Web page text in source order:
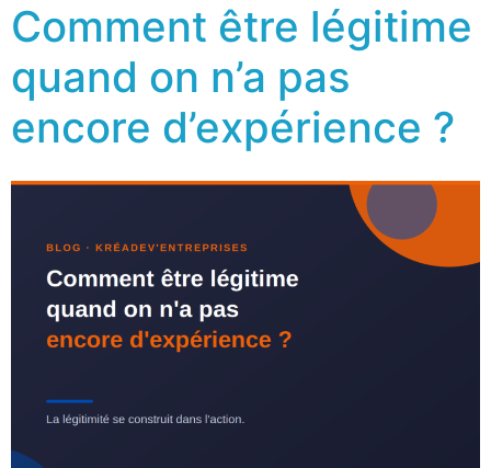
Comment être légitime
quand on n’a pas
encore d’expérience ?